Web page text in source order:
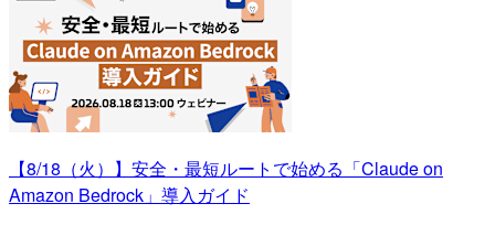
【8/18（火）】安全・最短ルートで始める「Claude on
Amazon Bedrock」導入ガイド